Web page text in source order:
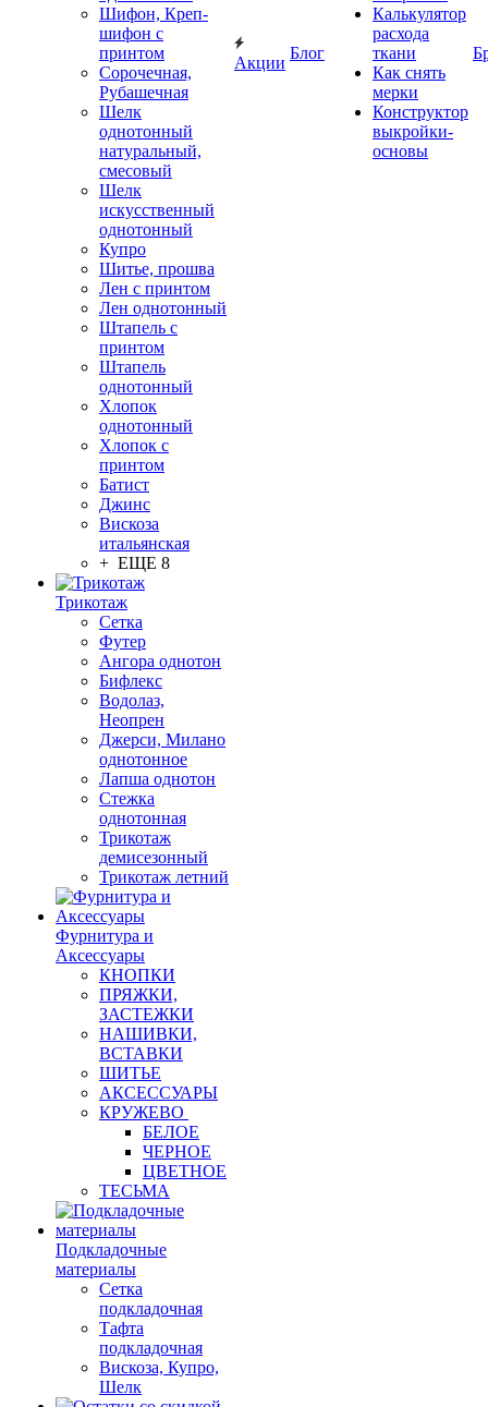
Шифон, Креп-
шифон с
принтом
Сорочечная,
Рубашечная
Шелк
однотонный
натуральный,
смесовый
Шелк
искусственный
однотонный
Купро
Шитье, прошва
Лен с принтом
Лен однотонный
Штапель с
принтом
Штапель
однотонный
Хлопок
однотонный
Хлопок с
принтом
Батист
Джинс
Вискоза
итальянская
+ ЕЩЕ 8
Трикотаж
Сетка
Футер
Ангора однотон
Бифлекс
Водолаз,
Неопрен
Джерси, Милано
однотонное
Лапша однотон
Стежка
однотонная
Трикотаж
демисезонный
Трикотаж летний
Фурнитура и
Аксессуары
КНОПКИ
ПРЯЖКИ,
ЗАСТЕЖКИ
НАШИВКИ,
ВСТАВКИ
ШИТЬЕ
АКСЕССУАРЫ
КРУЖЕВО
БЕЛОЕ
ЧЕРНОЕ
ЦВЕТНОЕ
ТЕСЬМА
Подкладочные
материалы
Сетка
подкладочная
Тафта
подкладочная
Вискоза, Купро,
Шелк
Акции
Блог
Калькулятор
расхода
ткани
Как снять
мерки
Конструктор
выкройки-
основы